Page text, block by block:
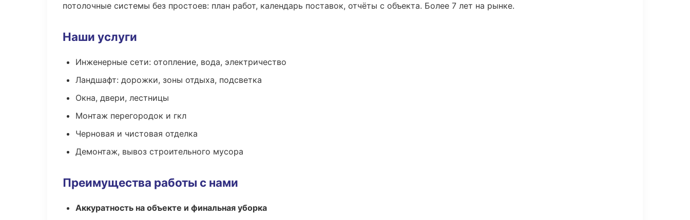
потолочные системы без простоев: план работ, календарь поставок, отчёты с объекта. Более 7 лет на рынке.
Наши услуги
Инженерные сети: отопление, вода, электричество
Ландшафт: дорожки, зоны отдыха, подсветка
Окна, двери, лестницы
Монтаж перегородок и гкл
Черновая и чистовая отделка
Демонтаж, вывоз строительного мусора
Преимущества работы с нами
Аккуратность на объекте и финальная уборка